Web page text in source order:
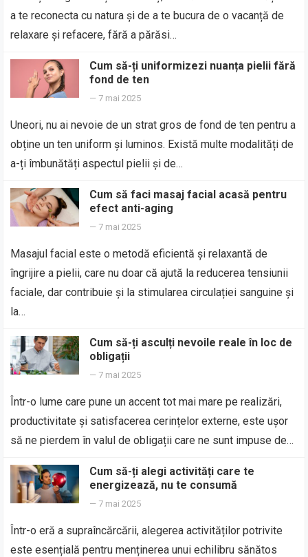
a te reconecta cu natura și de a te bucura de o vacanță de
relaxare și refacere, fără a părăsi…
Cum să-ți uniformizezi nuanța pielii fără
fond de ten
— 7 mai 2025
Uneori, nu ai nevoie de un strat gros de fond de ten pentru a
obține un ten uniform și luminos. Există multe modalități de
a-ți îmbunătăți aspectul pielii și de…
Cum să faci masaj facial acasă pentru
efect anti-aging
— 7 mai 2025
Masajul facial este o metodă eficientă și relaxantă de
îngrijire a pielii, care nu doar că ajută la reducerea tensiunii
faciale, dar contribuie și la stimularea circulației sanguine și
la…
Cum să-ți asculți nevoile reale în loc de
obligații
— 7 mai 2025
Într-o lume care pune un accent tot mai mare pe realizări,
productivitate și satisfacerea cerințelor externe, este ușor
să ne pierdem în valul de obligații care ne sunt impuse de…
Cum să-ți alegi activități care te
energizează, nu te consumă
— 7 mai 2025
Într-o eră a supraîncărcării, alegerea activităților potrivite
este esențială pentru menținerea unui echilibru sănătos